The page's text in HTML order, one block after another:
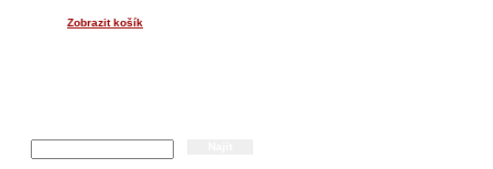
Zobrazit košík